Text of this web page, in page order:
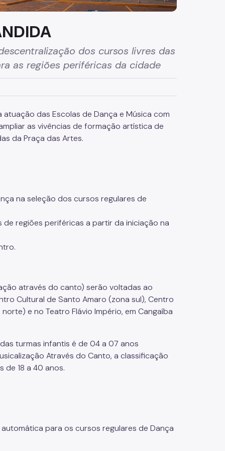
dos cursos livres das
as regiões periféricas da cidade
atuação das Escolas de Dança e Música com
as vivências de formação artística de
da Praça das Artes.
na seleção dos cursos regulares de
regiões periféricas a partir da iniciação na
através do canto) serão voltadas ao
Cultural de Santo Amaro (zona sul), Centro
e no Teatro Flávio Império, em Cangaíba
turmas infantis é de 04 a 07 anos
Através do Canto, a classificação
de 18 a 40 anos.
para os cursos regulares de Dança